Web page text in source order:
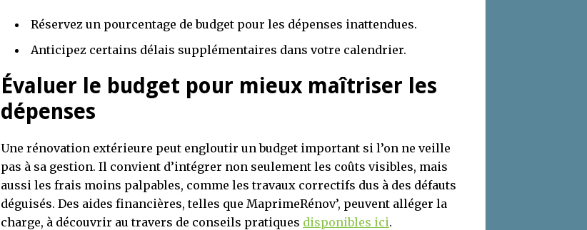
Réservez un pourcentage de budget pour les dépenses inattendues.
Anticipez certains délais supplémentaires dans votre calendrier.
Évaluer le budget pour mieux maîtriser les
dépenses
Une rénovation extérieure peut engloutir un budget important si l’on ne veille
pas à sa gestion. Il convient d’intégrer non seulement les coûts visibles, mais
aussi les frais moins palpables, comme les travaux correctifs dus à des défauts
déguisés. Des aides financières, telles que MaprimeRénov’, peuvent alléger la
charge, à découvrir au travers de conseils pratiques disponibles ici.